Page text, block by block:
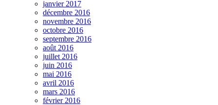
janvier 2017
décembre 2016
novembre 2016
octobre 2016
septembre 2016
août 2016
juillet 2016
juin 2016
mai 2016
avril 2016
mars 2016
février 2016